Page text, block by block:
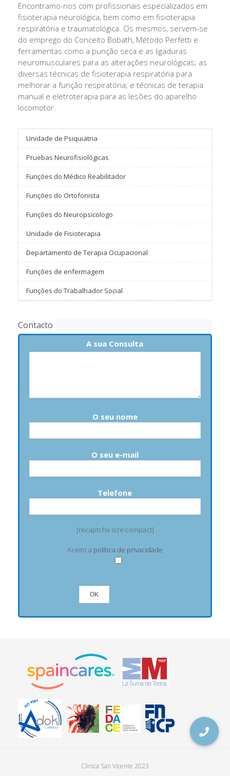
Encontramo-nos com profissionais especializados em
fisioterapia neurológica, bem como em fisioterapia
respiratória e traumatológica. Os mesmos, servem-se
do emprego do Conceito Bobath, Método Perfetti e
ferramentas como a punção seca e as ligaduras
neuromusculares para as alterações neurológicas; as
diversas técnicas de fisioterapia respiratória para
melhorar a função respiratória; e técnicas de terapia
manual e eletroterapia para as lesões do aparelho
locomotor.
Unidade de Psiquiatria
Pruebas Neurofisiológicas
Funções do Médico Reabilitador
Funções do Ortofonista
Funções do Neuropsicologo
Unidade de Fisioterapia
Departamento de Terapia Ocupacional
Funções de enfermagem
Funções do Trabalhador Social
Contacto
A sua Consulta
O seu nome
O seu e-mail
Telefone
[recaptcha size:compact]
Aceito a política de privacidade
Clinica San Vicente 2023